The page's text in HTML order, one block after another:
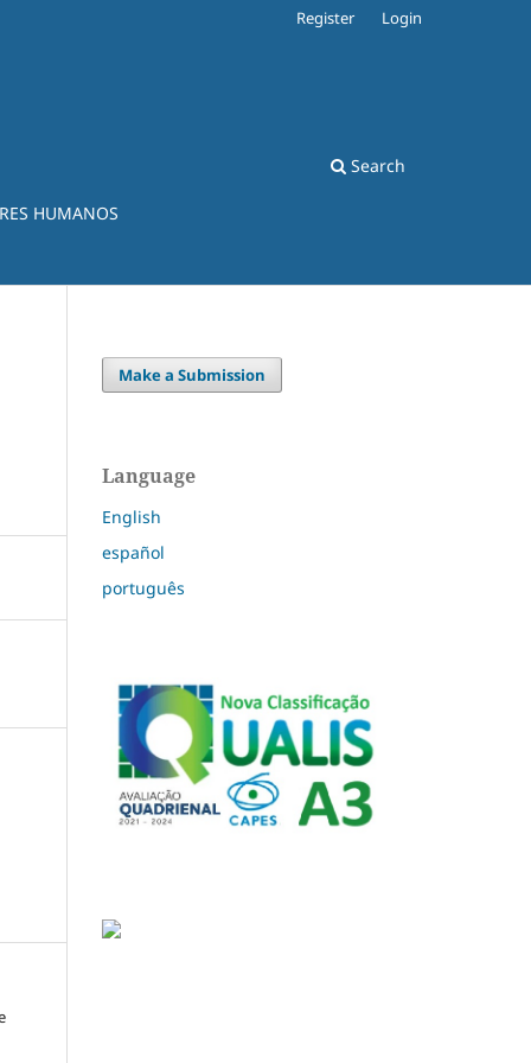
HUMANOS
Search
Register Login
Make a Submission
Language
English
español
português